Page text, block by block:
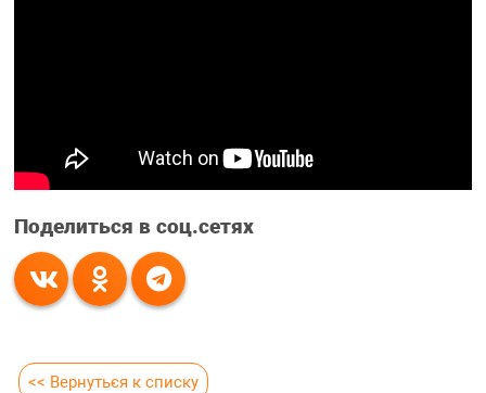
Поделиться в соц.сетях
<< Вернуться к списку